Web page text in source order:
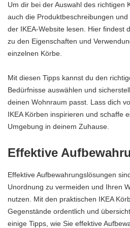
Um dir bei der Auswahl des richtigen
auch die Produktbeschreibungen
der IKEA-Website lesen. Hier findest
zu den Eigenschaften und
einzelnen Körbe.
Mit diesen Tipps kannst du den
Bedürfnisse auswählen und
deinen Wohnraum passt. Lass dich
IKEA Körben inspirieren und schaffe
Umgebung in deinem Zuhause.
Effektive
Effektive Aufbewahrungslösungen
Unordnung zu vermeiden und Ihren
nutzen. Mit den praktischen IKEA
Gegenstände ordentlich und
einige Tipps, wie Sie effektive